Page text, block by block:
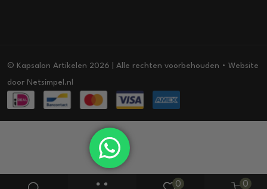
0 0
© Kapsalon Artikelen 2026 | Alle rechten voorbehouden • Website
door Netsimpel.nl